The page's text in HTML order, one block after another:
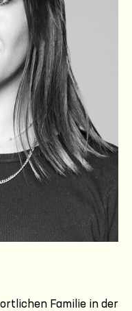
Familie in der